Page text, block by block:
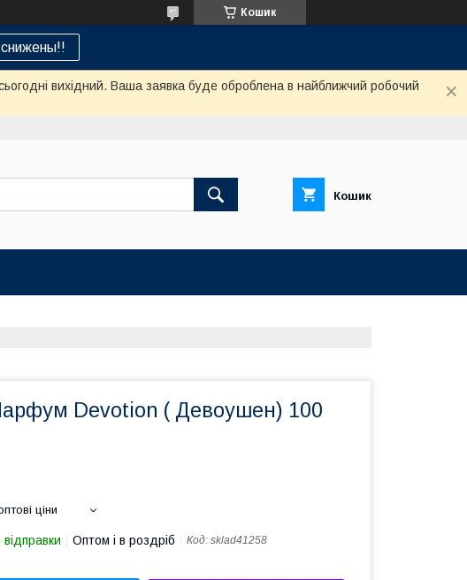
Кошик
вихідний. Ваша заявка буде оброблена в найближчий робочий
Кошик
Devotion ( Девоушен) 100
ціни
Оптом і в роздріб Код: sklad41258